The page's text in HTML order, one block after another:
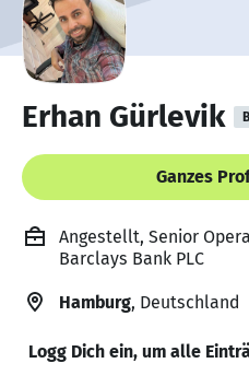
Erhan Gürlevik
Ganzes
Angestellt, Senior
Barclays Bank PLC
Hamburg, Deutschland
Logg Dich ein, um alle